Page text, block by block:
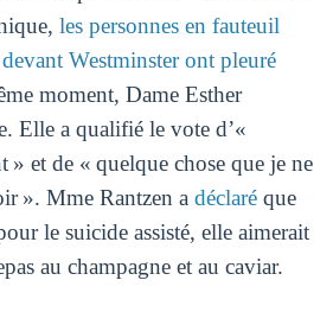
les personnes en fauteuil
Westminster ont pleuré
moment, Dame Esther
Elle a qualifié le vote d’«
» et de « quelque chose que je ne
». Mme Rantzen a déclaréque
le suicide assisté, elle aimerait
au champagne et au caviar.